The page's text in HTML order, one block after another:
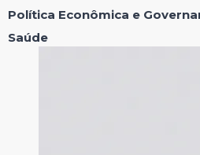
Política Econômica e
Saúde